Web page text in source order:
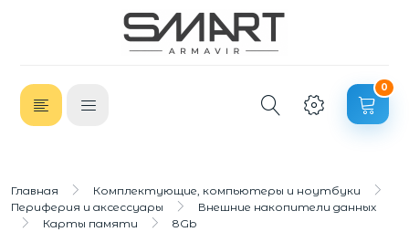
0
Главная
Комплектующие, компьютеры и ноутбуки
Периферия и аксессуары
Внешние накопители данных
Карты памяти
8Gb